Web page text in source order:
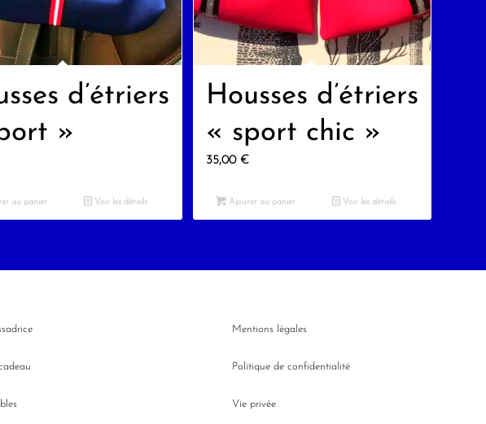
d’étriers
»
au panier Voir les détails
Housses d’étriers
« sport chic »
35,00 €
Ajouter au panier Voir les détails
Mentions légales
Politique de confidentialité
Vie privée